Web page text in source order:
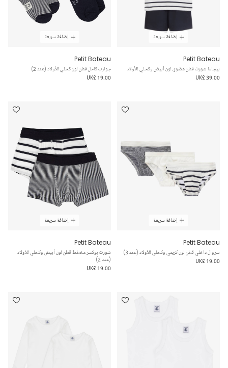
إضافة سريعة
Petit Bateau
بيجاما شورت قطن عضوي لون أبيض وكحلي للأولاد
UK£ 39.00
إضافة سريعة
Petit Bateau
جوارب كاحل قطن لون كحلي للأولاد (عدد 2)
UK£ 19.00
إضافة سريعة
Petit Bateau
سروال داخلي قطن لون كريمي وكحلي للأولاد (عدد 3)
UK£ 19.00
إضافة سريعة
Petit Bateau
شورت بوكسر مخطط قطن لون أبيض وكحلي للأولاد
(عدد 2)
UK£ 19.00